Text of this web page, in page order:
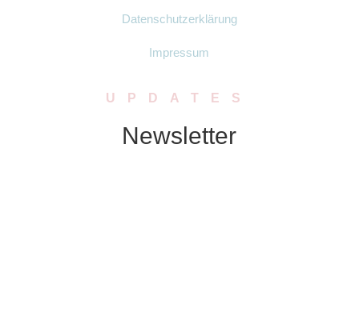
Datenschutzerklärung
Impressum
UPDATES
Newsletter